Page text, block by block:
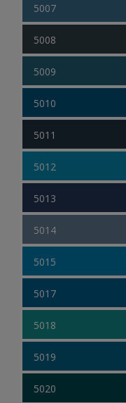
5007
5008
5009
5010
5011
5012
5013
5014
5015
5017
5018
5019
5020